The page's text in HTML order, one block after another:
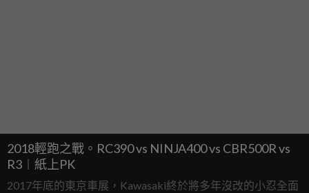
2018輕跑之戰。RC390 vs NINJA400 vs CBR500R vs
R3︱紙上PK
2017年底的東京車展，Kawasaki終於將多年沒改的小忍全面